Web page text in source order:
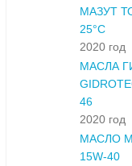
МАЗУТ
25°С
2020 год
МАСЛА
46
2020 год
МАСЛО
15W-40